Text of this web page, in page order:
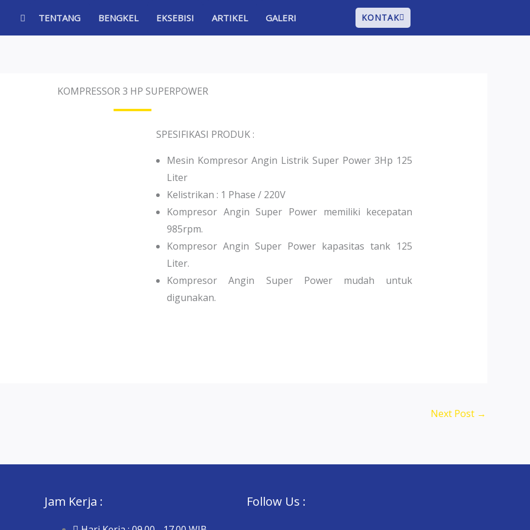
TENTANG BENGKEL EKSEBISI ARTIKEL GALERI KONTAK
KOMPRESSOR 3 HP SUPERPOWER
SPESIFIKASI PRODUK :
Mesin Kompresor Angin Listrik Super Power 3Hp 125
Liter
Kelistrikan : 1 Phase / 220V
Kompresor Angin Super Power memiliki kecepatan
985rpm.
Kompresor Angin Super Power kapasitas tank 125
Liter.
Kompresor Angin Super Power mudah untuk
digunakan.
Next Post →
Jam Kerja : Follow Us :